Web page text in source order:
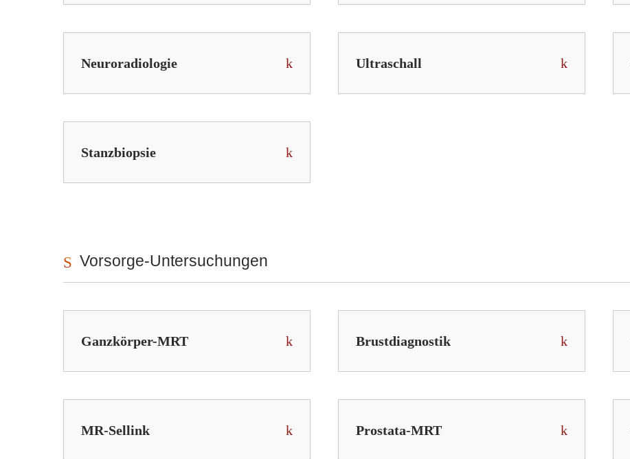
Neuroradiologie
Stanzbiopsie
Ultraschall
Vorsorge-Untersuchungen
Ganzkörper-MRT
MR-Sellink
Brustdiagnostik
Prostata-MRT